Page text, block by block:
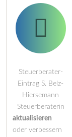
Steuerberater-
Eintrag S. Belz-
Hiersemann
Steuerberaterin
aktualisieren
oder verbessern